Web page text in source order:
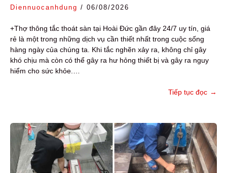
Diennuocanhdung / 06/08/2026
+Thợ thông tắc thoát sàn tại Hoài Đức gần đây 24/7 uy tín, giá
rẻ là một trong những dịch vụ cần thiết nhất trong cuộc sống
hàng ngày của chúng ta. Khi tắc nghẽn xảy ra, không chỉ gây
khó chịu mà còn có thể gây ra hư hỏng thiết bị và gây ra nguy
hiểm cho sức khỏe.…
Tiếp tục đọc →